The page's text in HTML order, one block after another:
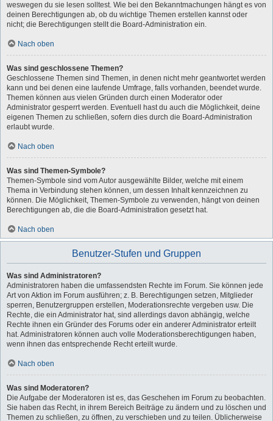
weswegen du sie lesen solltest. Wie bei den Bekanntmachungen hängt es von
deinen Berechtigungen ab, ob du wichtige Themen erstellen kannst oder
nicht; die Berechtigungen stellt die Board-Administration ein.
Nach oben
Was sind geschlossene Themen?
Geschlossene Themen sind Themen, in denen nicht mehr geantwortet werden
kann und bei denen eine laufende Umfrage, falls vorhanden, beendet wurde.
Themen können aus vielen Gründen durch einen Moderator oder
Administrator gesperrt werden. Eventuell hast du auch die Möglichkeit, deine
eigenen Themen zu schließen, sofern dies durch die Board-Administration
erlaubt wurde.
Nach oben
Was sind Themen-Symbole?
Themen-Symbole sind vom Autor ausgewählte Bilder, welche mit einem
Thema in Verbindung stehen können, um dessen Inhalt kennzeichnen zu
können. Die Möglichkeit, Themen-Symbole zu verwenden, hängt von deinen
Berechtigungen ab, die die Board-Administration gesetzt hat.
Nach oben
Benutzer-Stufen und Gruppen
Was sind Administratoren?
Administratoren haben die umfassendsten Rechte im Forum. Sie können jede
Art von Aktion im Forum ausführen; z. B. Berechtigungen setzen, Mitglieder
sperren, Benutzergruppen erstellen, Moderationsrechte vergeben usw. Die
Rechte, die ein Administrator hat, sind allerdings davon abhängig, welche
Rechte ihnen ein Gründer des Forums oder ein anderer Administrator erteilt
hat. Administratoren können auch volle Moderationsberechtigungen haben,
wenn ihnen das entsprechende Recht erteilt wurde.
Nach oben
Was sind Moderatoren?
Die Aufgabe der Moderatoren ist es, das Geschehen im Forum zu beobachten.
Sie haben das Recht, in ihrem Bereich Beiträge zu ändern und zu löschen und
Themen zu schließen, zu öffnen, zu verschieben und zu teilen. Üblicherweise